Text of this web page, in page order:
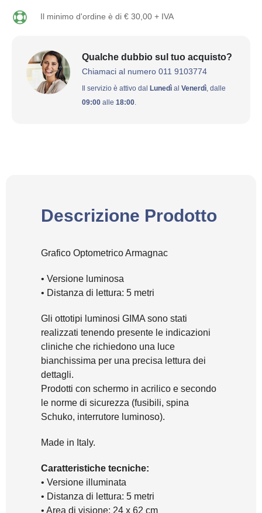
Il minimo d'ordine è di € 30,00 + IVA
Qualche dubbio sul tuo acquisto?
Chiamaci al numero 011 9103774
Il servizio è attivo dal Lunedì al Venerdì , dalle
09:00 alle 18:00
Descrizione Prodotto
Grafico Optometrico Armagnac
• Versione luminosa
• Distanza di lettura: 5 metri
Gli ottotipi luminosi GIMA sono stati
realizzati tenendo presente le indicazioni
cliniche che richiedono una luce
bianchissima per una precisa lettura dei
dettagli.
Prodotti con schermo in acrilico e secondo
le norme di sicurezza (fusibili, spina
Schuko, interrutore luminoso).
Made in Italy.
Caratteristiche tecniche:
• Versione illuminata
• Distanza di lettura: 5 metri
• Area di visione: 24 x 62 cm